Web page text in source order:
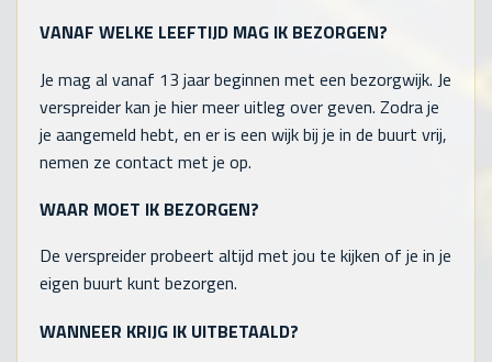
VANAF WELKE LEEFTIJD MAG IK BEZORGEN?
Je mag al vanaf 13 jaar beginnen met een bezorgwijk. Je
verspreider kan je hier meer uitleg over geven. Zodra je
je aangemeld hebt, en er is een wijk bij je in de buurt vrij,
nemen ze contact met je op.
WAAR MOET IK BEZORGEN?
De verspreider probeert altijd met jou te kijken of je in je
eigen buurt kunt bezorgen.
WANNEER KRIJG IK UITBETAALD?